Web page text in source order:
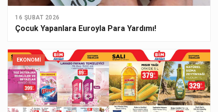
16 ŞUBAT 2026
Çocuk Yapanlara Euroyla Para Yardımı!
EKONOMI